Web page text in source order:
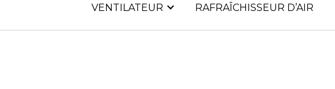
VENTILATEUR RAFRAÎCHISSEUR D’AIR